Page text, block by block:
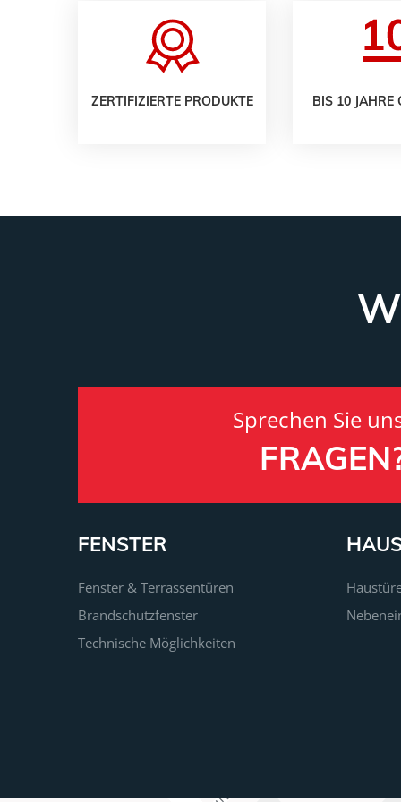
ZERTIFIZIERTE PRODUKTE BIS 10 JAHRE
Sprechen Sie
FENSTER
Fenster & Terrassentüren
Brandschutzfenster
Technische Möglichkeiten